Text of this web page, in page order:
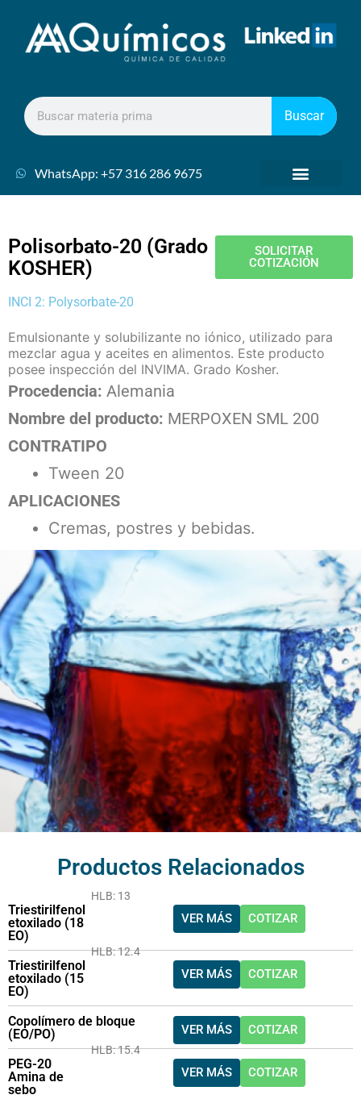
Buscar
WhatsApp: +57 316 286 9675
Polisorbato-20 (Grado
KOSHER)
SOLICITAR
COTIZACIÓN
INCI 2: Polysorbate-20
Emulsionante y solubilizante no iónico, utilizado para
mezclar agua y aceites en alimentos. Este producto
posee inspección del INVIMA. Grado Kosher.
Procedencia: Alemania
Nombre del producto: MERPOXEN SML 200
CONTRATIPO
Tween 20
APLICACIONES
Cremas, postres y bebidas.
Productos Relacionados
Triestirilfenol
etoxilado (18
EO)
HLB: 13
VER MÁS COTIZAR
Triestirilfenol
etoxilado (15
EO)
HLB: 12.4
VER MÁS COTIZAR
Copolímero de bloque
(EO/PO)
VER MÁS COTIZAR
PEG-20
Amina de
sebo
HLB: 15.4
VER MÁS COTIZAR